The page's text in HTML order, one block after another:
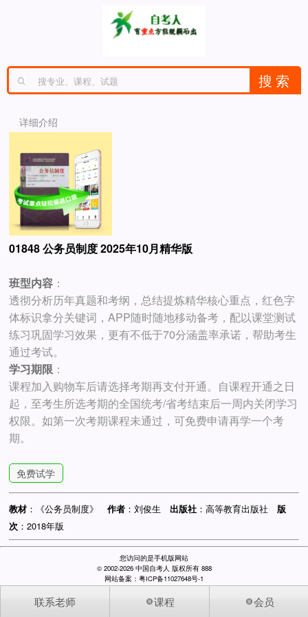
详细介绍
01848 公务员制度 2025年10月精华版
班型内容：
透彻分析历年真题和考纲，总结提炼精华核心重点，红色字
体标识拿分关键词，APP随时随地移动备考，配以课堂测试
练习巩固学习效果，更有不低于70分涵盖率承诺，帮助考生
通过考试。
学习期限：
课程加入购物车后请选择考期再支付开通。自课程开通之日
起，至考生所选考期的全国统考/省考结束后一周内关闭学习
权限。如第一次考期课程未通过，可免费申请再学一个考
期。
免费试学
教材：《公务员制度》 作者：刘俊生 出版社：高等教育出版社 版
次：2018年版
您访问的是手机版网站
© 2002-2026 中国自考人 版权所有 888
网站备案：粤ICP备11027648号-1
联系老师 课程 会员